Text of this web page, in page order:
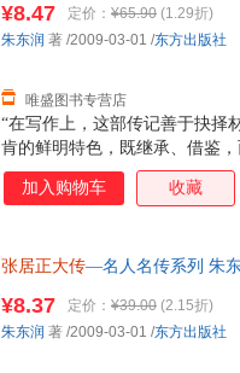
“在写作上，这部传记善于抉择
肯的鲜明特色，既继承、借鉴
艺术手法，开创了我国传记文
捷《毕生心血半世耕耘——记
棘的工作’，其开创之功不可没
东润先生是著名的古典文学研
传》是他传记文学的代表性作
¥8.47 定价： ¥65.90 (1.29折)
唯盛图书专营店
朱东润 著 /2009-03-01 /东方出版社
加入购物车 收藏
张居正大传—名人名传系列 朱
¥8.37 定价： ¥39.00 (2.15折)
朱东润 著 /2009-03-01 /东方出版社